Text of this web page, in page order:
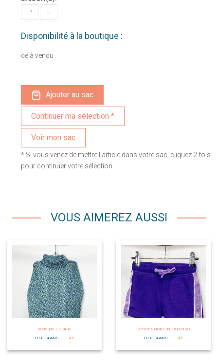
P E
Disponibilité à la boutique :
déjà vendu
Ajouter au sac
Voir mon sac
* Si vous venez de mettre l'article dans votre sac, cliquez 2 fois
pour continuer votre sélection.
VOUS AIMEREZ AUSSI
SOUS PULL OKAIDI
FILLE 4 ANS
4 €
SPORT SHORT IN EXTENSO
FILLE 4 ANS
4 €